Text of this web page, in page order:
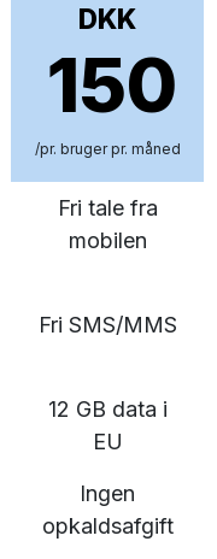
DKK
150
/pr. bruger pr. måned
Fri tale fra
mobilen
Fri SMS/MMS
12 GB data i
EU
Ingen
opkaldsafgift